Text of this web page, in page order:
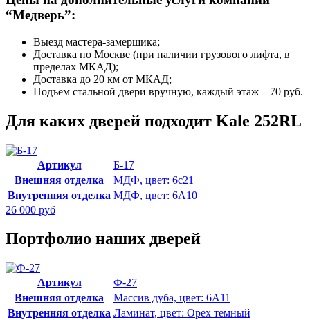
“Медверь”:
Выезд мастера-замерщика;
Доставка по Москве (при наличии грузового лифта, в
пределах МКАД);
Доставка до 20 км от МКАД;
Подъем стальной двери вручную, каждый этаж – 70 руб.
Для каких дверей подходит Kale 252RL
Артикул
Б-17
Внешняя отделка
МДФ, цвет: 6с21
Внутренняя отделка МДФ, цвет: 6А10
26 000 руб
Портфолио наших дверей
Артикул
Ф-27
Внешняя отделка
Массив дуба, цвет: 6А11
Внутренняя отделка Ламинат, цвет: Орех темный